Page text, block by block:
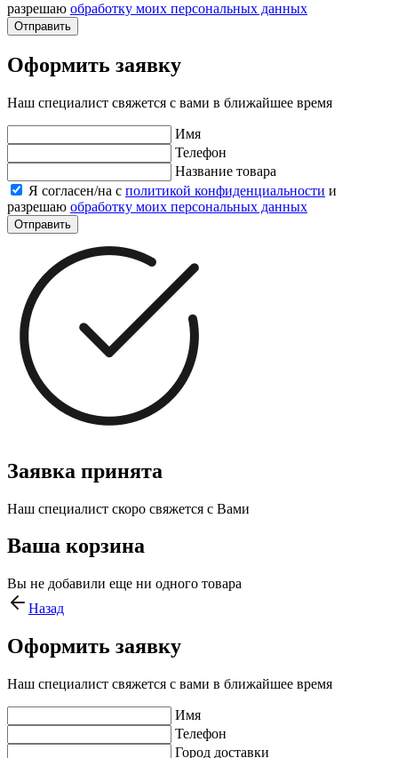
разрешаю обработку моих персональных данных
Отправить
Оформить заявку
Наш специалист свяжется с вами в ближайшее время
Имя
Телефон
Название товара
Я согласен/на с политикой конфиденциальности и
разрешаю обработку моих персональных данных
Отправить
Заявка принята
Наш специалист скоро свяжется с Вами
Ваша корзина
Вы не добавили еще ни одного товара
Назад
Оформить заявку
Наш специалист свяжется с вами в ближайшее время
Имя
Телефон
Город доставки